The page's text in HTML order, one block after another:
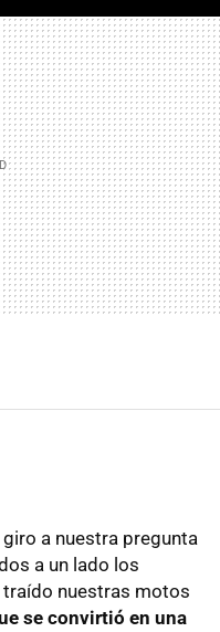
MAIL
a nuestra pregunta
a un lado los
traído nuestras motos
se convirtió en una